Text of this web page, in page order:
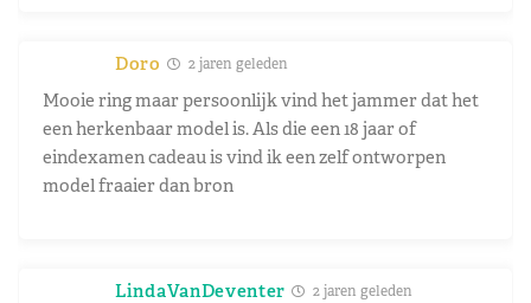
Doro 2 jaren geleden
Mooie ring maar persoonlijk vind het jammer dat het
een herkenbaar model is. Als die een 18 jaar of
eindexamen cadeau is vind ik een zelf ontworpen
model fraaier dan bron
LindaVanDeventer 2 jaren geleden